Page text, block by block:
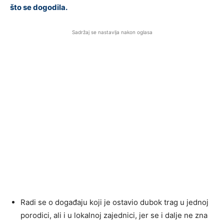
što se dogodila.
Sadržaj se nastavlja nakon oglasa
Radi se o događaju koji je ostavio dubok trag u jednoj
porodici, ali i u lokalnoj zajednici, jer se i dalje ne zna